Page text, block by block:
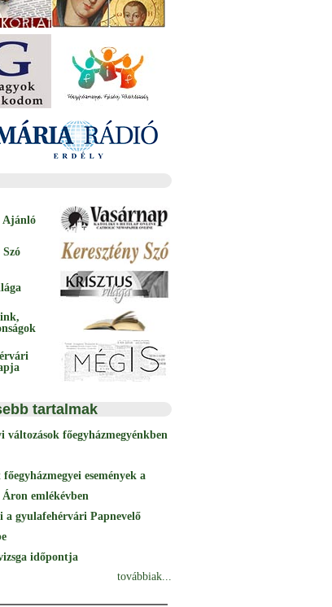
Ajánló
Szó
tartalmak
változások főegyházmegyénkben
események a
emlékévben
a gyulafehérvári Papnevelő
időpontja
továbbiak...